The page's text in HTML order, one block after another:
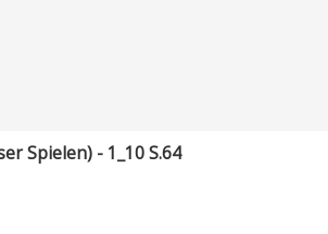
Spielen) - 1_10 S.64